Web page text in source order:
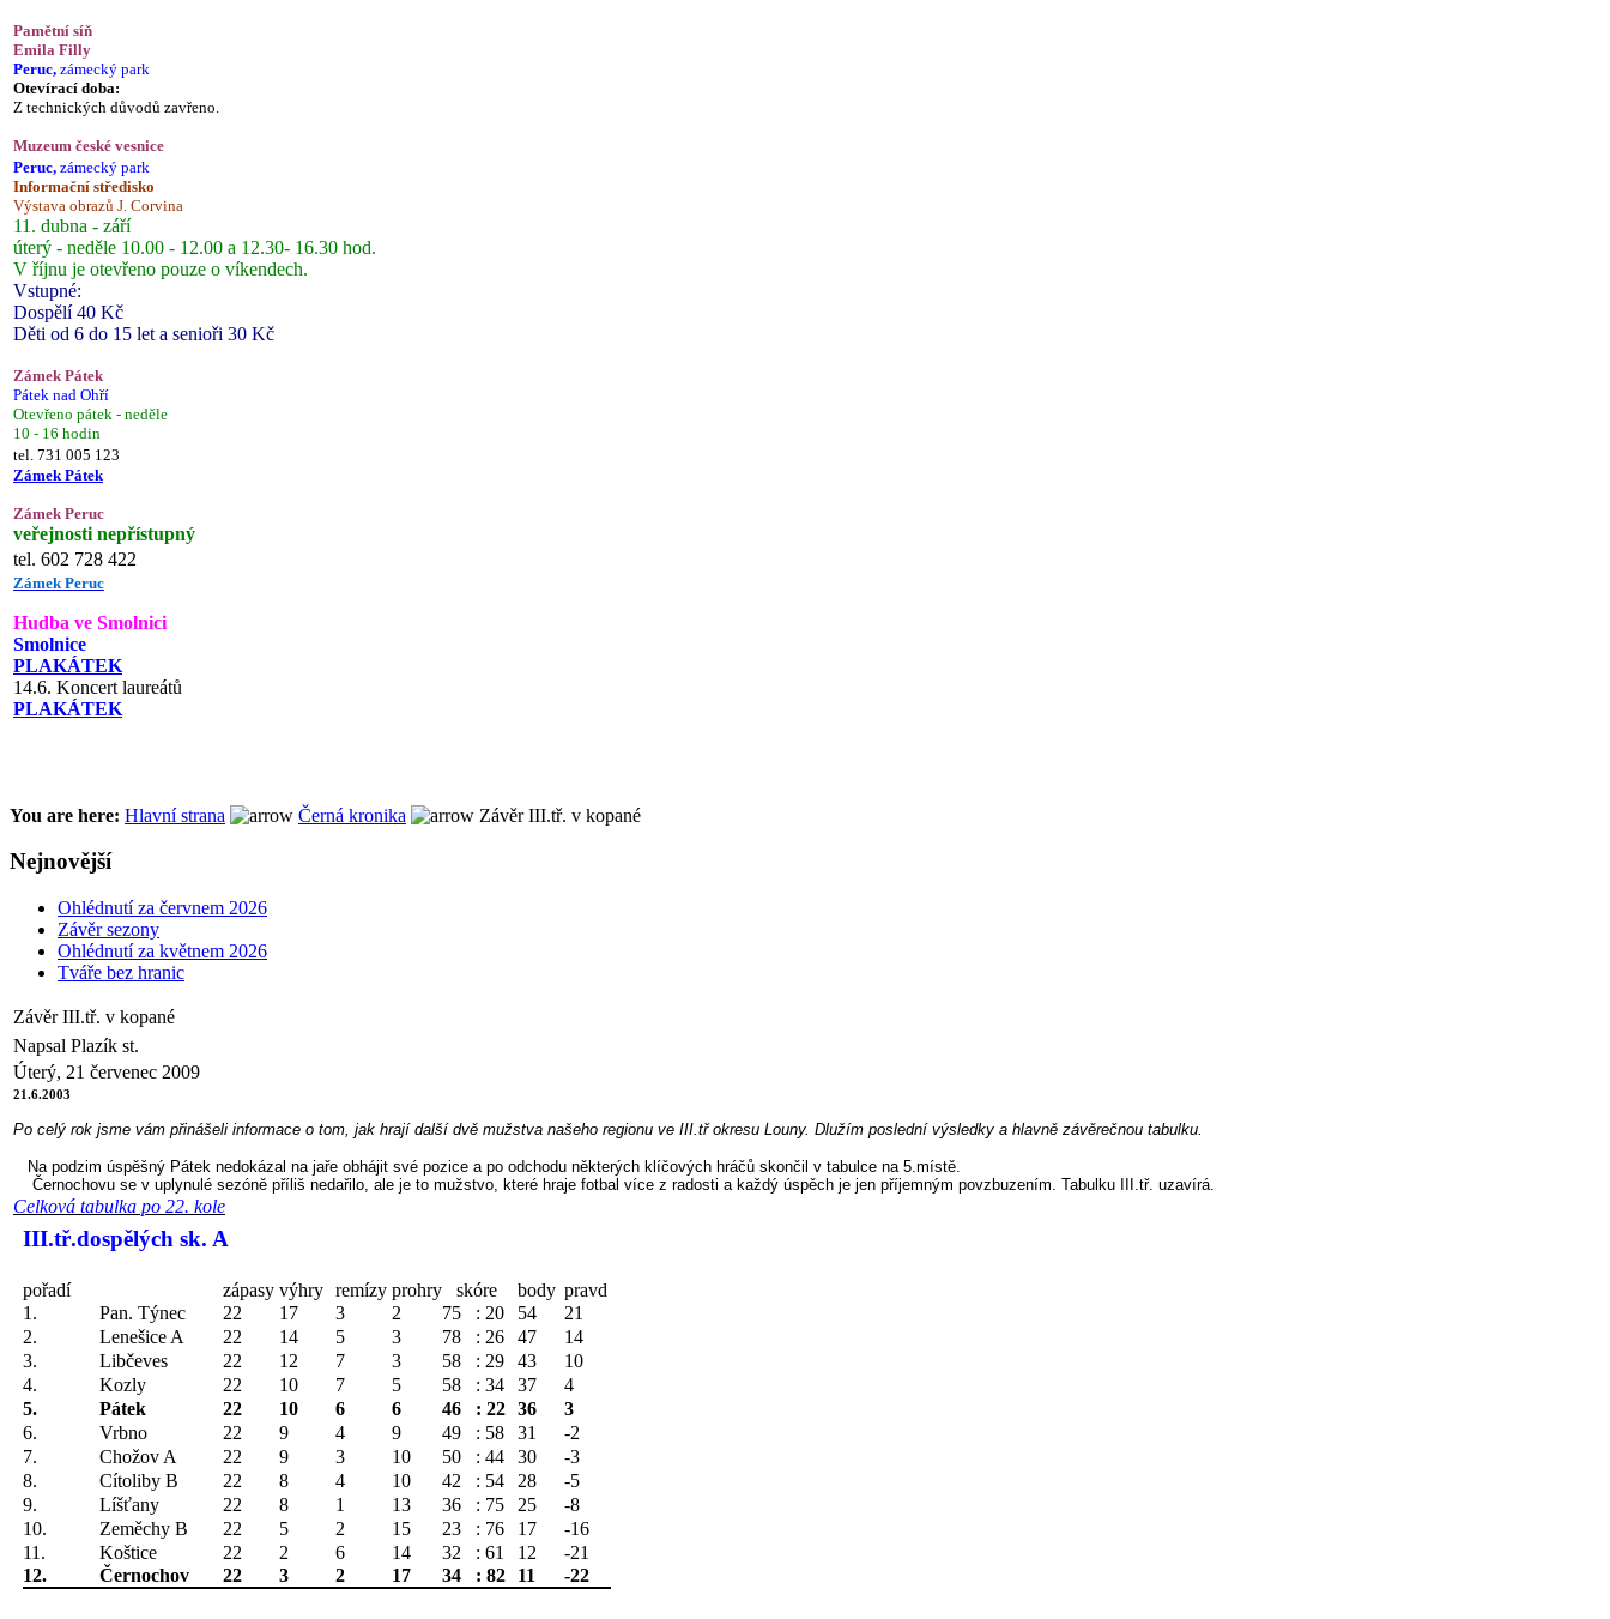
Pamětní síň
Emila Filly
Peruc, zámecký park
Otevírací doba:
Z technických důvodů zavřeno.
Muzeum české vesnice
Peruc, zámecký park
Informační středisko
Výstava obrazů J. Corvina
11. dubna - září
úterý - neděle 10.00 - 12.00 a 12.30- 16.30 hod.
V říjnu je otevřeno pouze o víkendech.
Vstupné:
Dospělí 40 Kč
Děti od 6 do 15 let a senioři 30 Kč
Zámek Pátek
Pátek nad Ohří
Otevřeno pátek - neděle
10 - 16 hodin
tel. 731 005 123
Zámek Pátek
Zámek Peruc
veřejnosti nepřístupný
tel. 602 728 422
Zámek Peruc
Hudba ve Smolnici
Smolnice
PLAKÁTEK
14.6. Koncert laureátů
PLAKÁTEK
You are here: Hlavní strana Černá kronika Závěr III.tř. v kopané
Nejnovější
Ohlédnutí za červnem 2026
Závěr sezony
Ohlédnutí za květnem 2026
Tváře bez hranic
Závěr III.tř. v kopané
Napsal Plazík st.
Úterý, 21 červenec 2009
21.6.2003
Po celý rok jsme vám přinášeli informace o tom, jak hrají další dvě mužstva našeho regionu ve III.tř okresu Louny. Dlužím poslední výsledky a hlavně závěrečnou tabulku.
Na podzim úspěšný Pátek nedokázal na jaře obhájit své pozice a po odchodu některých klíčových hráčů skončil v tabulce na 5.místě.
Černochovu se v uplynulé sezóně příliš nedařilo, ale je to mužstvo, které hraje fotbal více z radosti a každý úspěch je jen příjemným povzbuzením. Tabulku III.tř. uzavírá.
Celková tabulka po 22. kole
III.tř.dospělých sk. A
pořadí zápasy výhry remízy prohry skóre body pravd
1.
Pan. Týnec 22 17 3 2 75 : 20 54
21
2.
Lenešice A 22 14 5 3 78 : 26 47
14
3.
Libčeves 22 12 7 3 58 : 29 43
10
4.
Kozly 22 10 7 5 58 : 34 37
4
5.
Pátek 22 10 6 6 46 : 22 36
3
6.
Vrbno 22 9 4 9 49 : 58 31
-2
7.
Chožov A 22 9 3 10 50 : 44 30
-3
8.
Cítoliby B 22 8 4 10 42 : 54 28
-5
9.
Líšťany 22 8 1 13 36 : 75 25
-8
10.
Zeměchy B 22 5 2 15 23 : 76 17
-16
11.
Koštice 22 2 6 14 32 : 61 12
-21
12.
Černochov 22 3 2 17 34 : 82 11 -22